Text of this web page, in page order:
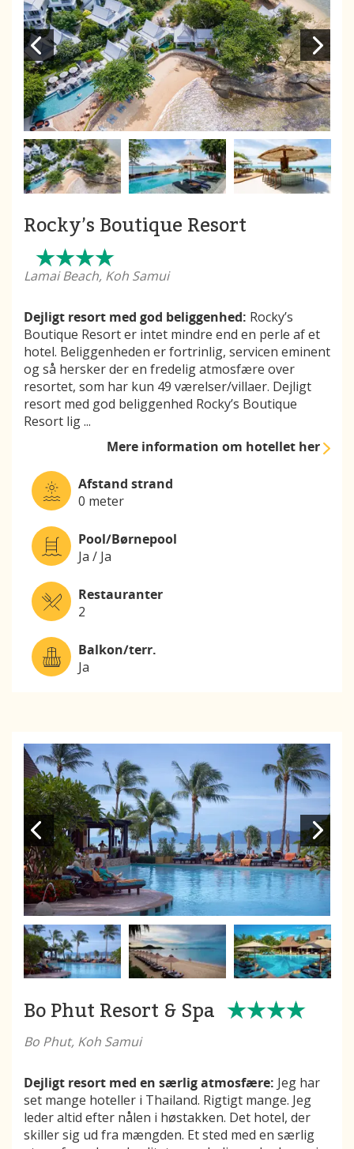
Rocky’s Boutique Resort
Lamai Beach, Koh Samui
Dejligt resort med god beliggenhed: Rocky’s
Boutique Resort er intet mindre end en perle af et
hotel. Beliggenheden er fortrinlig, servicen eminent
og så hersker der en fredelig atmosfære over
resortet, som har kun 49 værelser/villaer. Dejligt
resort med god beliggenhed Rocky’s Boutique
Resort lig...
Mere informationom hotellet her
Afstand strand
0 meter
Pool/Børnepool
Ja / Ja
Restauranter
2
Balkon/terr.
Ja
Bo Phut Resort & Spa
Bo Phut, Koh Samui
Dejligt resort med en særlig atmosfære: Jeg har
set mange hoteller i Thailand. Rigtigt mange. Jeg
leder altid efter nålen i høstakken. Det hotel, der
skiller sig ud fra mængden. Et sted med en særlig